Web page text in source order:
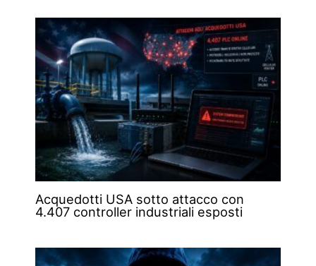
Acquedotti USA sotto attacco con
4.407 controller industriali esposti